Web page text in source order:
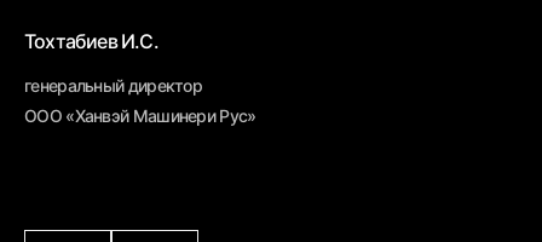
Тохтабиев И.С.
генеральный директор
ООО «Ханвэй Машинери Рус»